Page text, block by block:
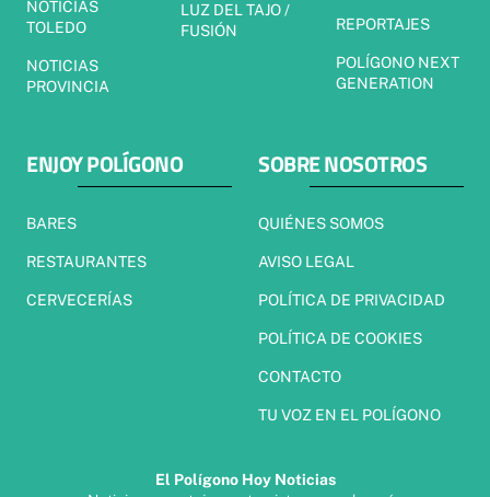
NOTICIAS
TOLEDO
NOTICIAS
PROVINCIA
LUZ DEL TAJO /
FUSIÓN
REPORTAJES
POLÍGONO NEXT
GENERATION
ENJOY POLÍGONO
BARES
RESTAURANTES
CERVECERÍAS
SOBRE NOSOTROS
QUIÉNES SOMOS
AVISO LEGAL
POLÍTICA DE PRIVACIDAD
POLÍTICA DE COOKIES
CONTACTO
TU VOZ EN EL POLÍGONO
El Polígono Hoy Noticias